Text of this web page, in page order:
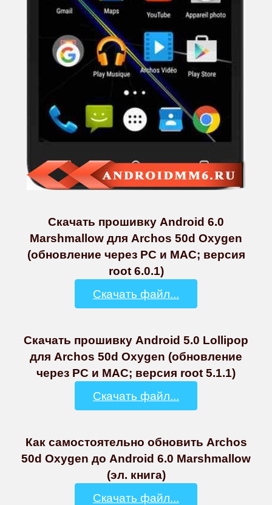
Скачать прошивку Android 6.0
Marshmallow для Archos 50d Oxygen
(обновление через PC и MAC; версия
root 6.0.1)
Скачать файл...
Скачать прошивку Android 5.0 Lollipop
для Archos 50d Oxygen (обновление
через PC и MAC; версия root 5.1.1)
Скачать файл...
Как самостоятельно обновить Archos
50d Oxygen до Android 6.0 Marshmallow
(эл. книга)
Скачать файл...